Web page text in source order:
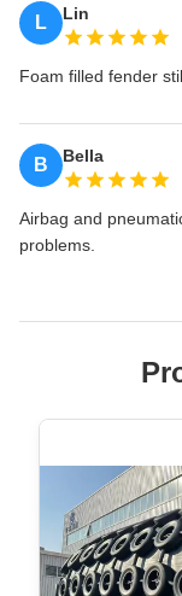
L Lin
Foam filled fender
B Bella
Airbag and
problems.